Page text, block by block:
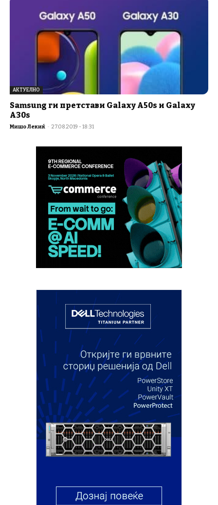
АКТУЕЛНО
Samsung ги претстави Galaxy A50s и Galaxy
A30s
Мишо Лекиќ - 27.08.2019 - 18:31